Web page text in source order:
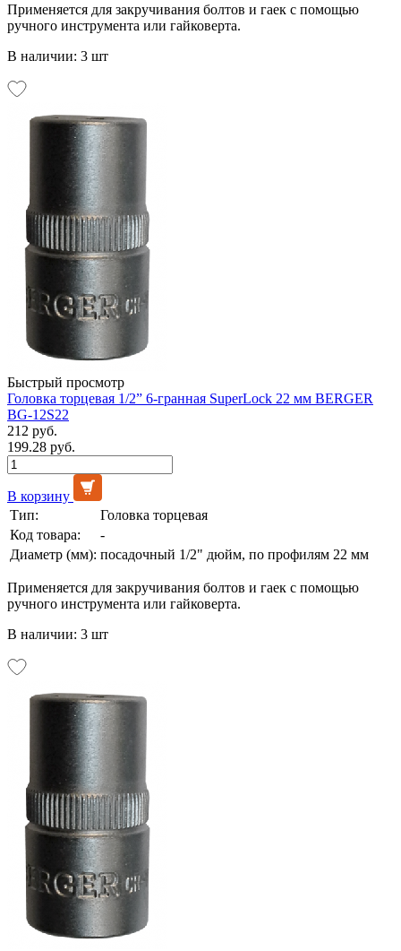
Применяется для закручивания болтов и гаек с помощью
ручного инструмента или гайковерта.
В наличии: 3 шт
Быстрый просмотр
Головка торцевая 1/2” 6-гранная SuperLock 22 мм BERGER
BG-12S22
212 руб.
199.28 руб.
В корзину
Тип:
Головка торцевая
Код товара:
-
Диаметр (мм): посадочный 1/2" дюйм, по профилям 22 мм
Применяется для закручивания болтов и гаек с помощью
ручного инструмента или гайковерта.
В наличии: 3 шт